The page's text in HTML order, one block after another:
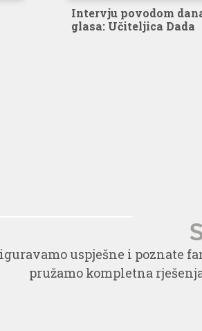
Intervju povodom
glasa: Učiteljica Dada
uspješne i poznate
pružamo kompletna